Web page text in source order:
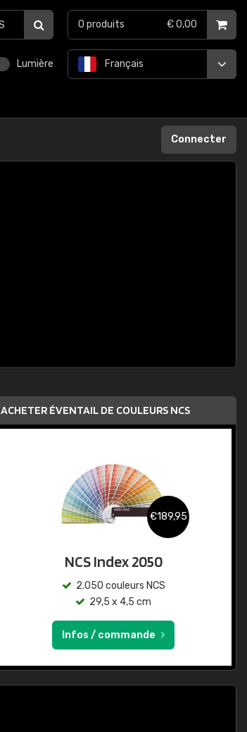
Lumière Français
0 produits € 0,00
Connecter
ACHETER ÉVENTAIL DE COULEURS NCS
€189,95
NCS Index 2050
2.050 couleurs NCS
29,5 x 4,5 cm
Infos / commande